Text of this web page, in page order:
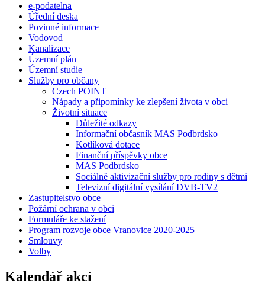
e-podatelna
Úřední deska
Povinné informace
Vodovod
Kanalizace
Územní plán
Územní studie
Služby pro občany
Czech POINT
Nápady a připomínky ke zlepšení života v obci
Životní situace
Důležité odkazy
Informační občasník MAS Podbrdsko
Kotlíková dotace
Finanční příspěvky obce
MAS Podbrdsko
Sociálně aktivizační služby pro rodiny s dětmi
Televizní digitální vysílání DVB-TV2
Zastupitelstvo obce
Požární ochrana v obci
Formuláře ke stažení
Program rozvoje obce Vranovice 2020-2025
Smlouvy
Volby
Kalendář akcí